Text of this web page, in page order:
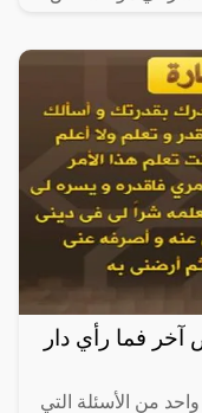
فما رأي دار
من الأسئلة التي